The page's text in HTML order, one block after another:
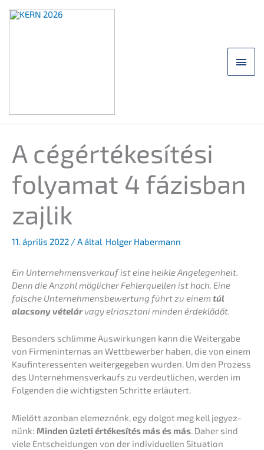
A cégérté­ke­sí­té­si
folyamat 4 fázis­ban
zajlik
11. ápril­is 2022 / A által Holger Habermann
Ein Unter­nehmens­verkauf ist eine heikle Angele­gen­heit.
Denn die Anzahl mögli­cher Fehler­quel­len ist hoch. Eine
falsche Unter­neh­mens­be­wer­tung führt zu einem túl
alacso­ny vételárvagy elriasz­tani minden érdeklődőt.
Beson­ders schlim­me Auswir­kun­gen kann die Weiter­ga­be
von Firmen­in­ternas an Wettbe­wer­ber haben, die von einem
Kaufin­ter­es­sen­ten weiter­ge­ge­ben wurden. Um den Prozess
des Unter­neh­mens­ver­kaufs zu verdeut­li­chen, werden im
Folgen­den die wichtigs­ten Schrit­te erläutert.
Mielőtt azonban elemez­nénk, egy dolgot meg kell jegyez­
nünk: Minden üzleti értéke­sí­tés más és más. Daher sind
viele Entschei­dun­gen von der indivi­du­el­len Situa­ti­on